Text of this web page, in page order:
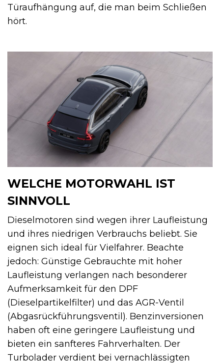
Türaufhängung auf, die man beim Schließen
hört.
WELCHE MOTORWAHL IST
SINNVOLL
Dieselmotoren sind wegen ihrer Laufleistung
und ihres niedrigen Verbrauchs beliebt. Sie
eignen sich ideal für Vielfahrer. Beachte
jedoch: Günstige Gebrauchte mit hoher
Laufleistung verlangen nach besonderer
Aufmerksamkeit für den DPF
(Dieselpartikelfilter) und das AGR-Ventil
(Abgasrückführungsventil). Benzinversionen
haben oft eine geringere Laufleistung und
bieten ein sanfteres Fahrverhalten. Der
Turbolader verdient bei vernachlässigten